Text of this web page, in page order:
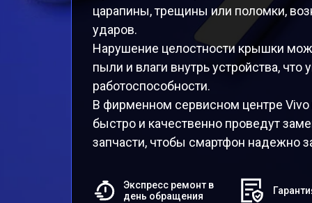
царапины, трещины или поломки,
ударов.
Нарушение целостности крышки
пыли и влаги внутрь устройства, что
работоспособности.
В фирменном сервисном центре
быстро и качественно проведут
запчасти, чтобы смартфон надежно
Экспресс ремонт в
день обращения